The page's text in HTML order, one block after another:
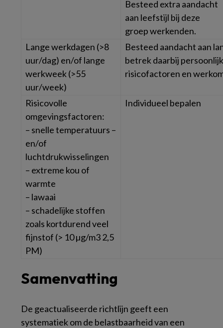
Besteed extra aandacht
aan leefstijl bij deze
groep werkenden.
Lange werkdagen (>8
uur/dag) en/of lange
werkweek (>55
uur/week)
Besteed aandacht aan
betrek daarbij
risicofactoren en
Risicovolle
omgevingsfactoren:
– snelle temperatuurs –
en/of
luchtdrukwisselingen
– extreme kou of
warmte
– lawaai
– schadelijke stoffen
zoals kortdurend veel
fijnstof (> 10 µg/m3 2,5
PM)
Individueel bepalen
Samenvatting
De geactualiseerde richtlijn geeft een
systematiek om de belastbaarheid van een